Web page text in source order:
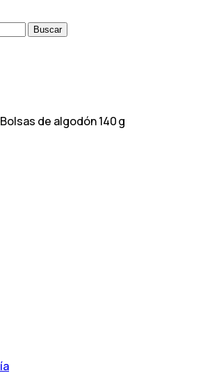
Buscar
Bolsas de algodón 140 g